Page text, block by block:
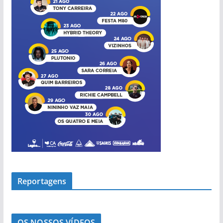
Reportagens